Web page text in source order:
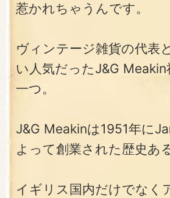
惹かれちゃうんです。
ヴィンテージ雑貨の代表
い人気だったJ&G
一つ。
J&G Meakinは1951年に
よって創業された歴史あ
イギリス国内だけでなく